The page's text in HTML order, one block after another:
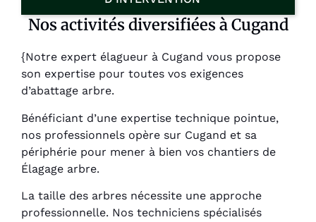
Nos activités diversifiées à Cugand
{Notre expert élagueur à Cugand vous propose
son expertise pour toutes vos exigences
d’abattage arbre.
Bénéficiant d’une expertise technique pointue,
nos professionnels opère sur Cugand et sa
périphérie pour mener à bien vos chantiers de
Élagage arbre.
La taille des arbres nécessite une approche
professionnelle. Nos techniciens spécialisés